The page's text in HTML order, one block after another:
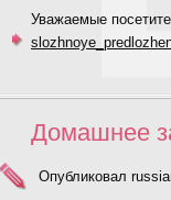
Уважаемые
Домашнее
Опубликовал